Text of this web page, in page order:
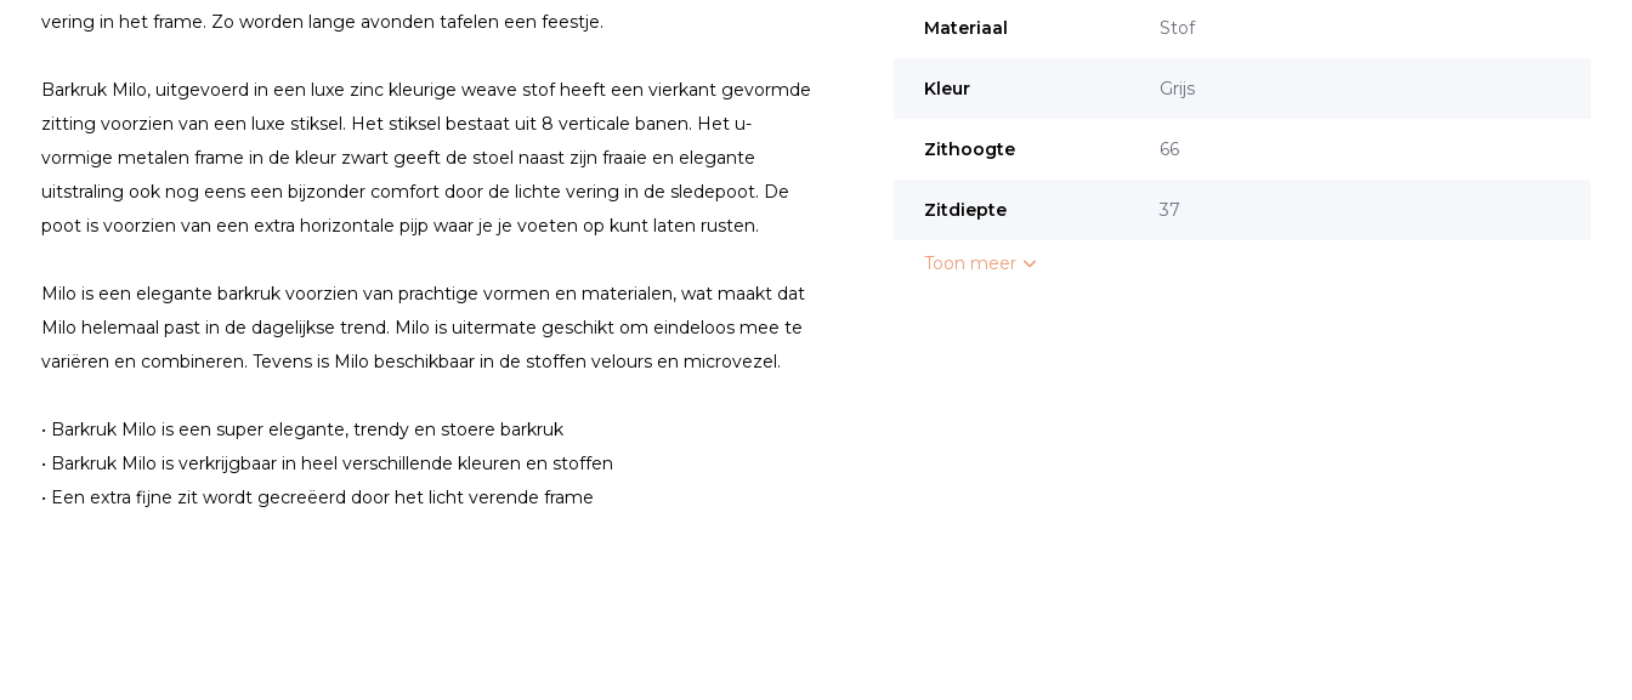
vering in het frame. Zo worden lange avonden tafelen een feestje.
Barkruk Milo, uitgevoerd in een luxe zinc kleurige weave stof heeft een vierkant gevormde
zitting voorzien van een luxe stiksel. Het stiksel bestaat uit 8 verticale banen. Het u-
vormige metalen frame in de kleur zwart geeft de stoel naast zijn fraaie en elegante
uitstraling ook nog eens een bijzonder comfort door de lichte vering in de sledepoot. De
poot is voorzien van een extra horizontale pijp waar je je voeten op kunt laten rusten.
Milo is een elegante barkruk voorzien van prachtige vormen en materialen, wat maakt dat
Milo helemaal past in de dagelijkse trend. Milo is uitermate geschikt om eindeloos mee te
variëren en combineren. Tevens is Milo beschikbaar in de stoffen velours en microvezel.
• Barkruk Milo is een super elegante, trendy en stoere barkruk
• Barkruk Milo is verkrijgbaar in heel verschillende kleuren en stoffen
• Een extra fijne zit wordt gecreëerd door het licht verende frame
Materiaal Stof
Kleur Grijs
Zithoogte 66
Zitdiepte 37
Toon meer